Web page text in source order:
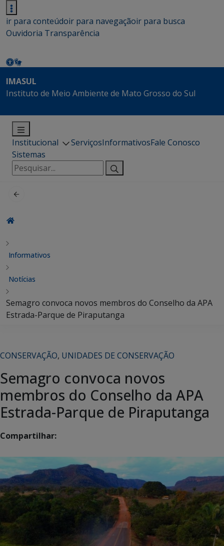
ir para conteúdoir para navegaçãoir para busca
Ouvidoria Transparência
IMASUL
Instituto de Meio Ambiente de Mato Grosso do Sul
Institucional ServiçosInformativosFale Conosco
Sistemas
Pesquisar
por:
Informativos
Notícias
Semagro convoca novos membros do Conselho da APA
Estrada-Parque de Piraputanga
CONSERVAÇÃO, UNIDADES DE CONSERVAÇÃO
Semagro convoca novos
membros do Conselho da APA
Estrada-Parque de Piraputanga
Compartilhar: